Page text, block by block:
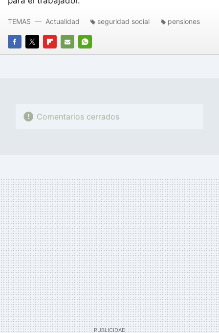
FACEBOOK
TWITTERFLIPBOARD
E-
WHATSAPP
TEMAS Actualidad seguridad social pensiones
Comentarios cerrados